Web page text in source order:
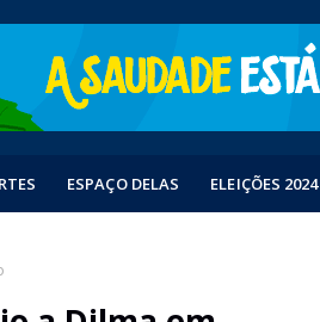
ESPAÇO DELAS ELEIÇÕES 2024